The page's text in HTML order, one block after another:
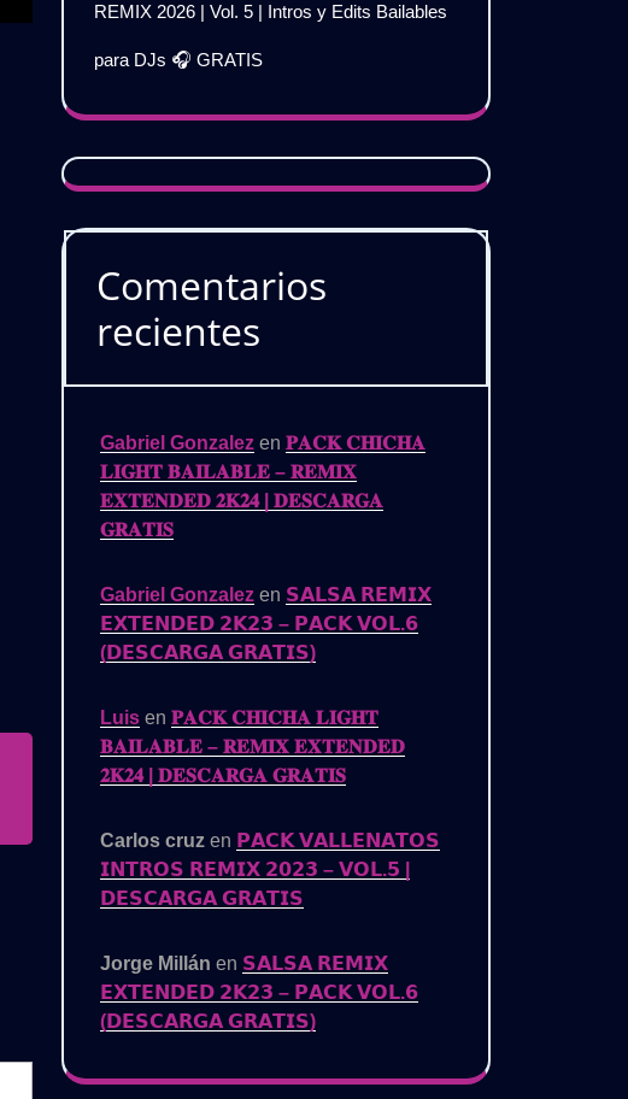
REMIX 2026 | Vol. 5 | Intros y Edits Bailables
para DJs 🎧 GRATIS
Comentarios
recientes
Gabriel Gonzalez en 𝐏𝐀𝐂𝐊 𝐂𝐇𝐈𝐂𝐇𝐀
𝐋𝐈𝐆𝐇𝐓 𝐁𝐀𝐈𝐋𝐀𝐁𝐋𝐄 – 𝐑𝐄𝐌𝐈𝐗
𝐄𝐗𝐓𝐄𝐍𝐃𝐄𝐃 𝟐𝐊𝟐𝟒 | 𝐃𝐄𝐒𝐂𝐀𝐑𝐆𝐀
𝐆𝐑𝐀𝐓𝐈𝐒
Gabriel Gonzalez en 𝗦𝗔𝗟𝗦𝗔 𝗥𝗘𝗠𝗜𝗫
𝗘𝗫𝗧𝗘𝗡𝗗𝗘𝗗 𝟮𝗞𝟮𝟯 – 𝗣𝗔𝗖𝗞 𝗩𝗢𝗟.𝟲
(𝗗𝗘𝗦𝗖𝗔𝗥𝗚𝗔 𝗚𝗥𝗔𝗧𝗜𝗦)
Luis en 𝐏𝐀𝐂𝐊 𝐂𝐇𝐈𝐂𝐇𝐀 𝐋𝐈𝐆𝐇𝐓
𝐁𝐀𝐈𝐋𝐀𝐁𝐋𝐄 – 𝐑𝐄𝐌𝐈𝐗 𝐄𝐗𝐓𝐄𝐍𝐃𝐄𝐃
𝟐𝐊𝟐𝟒 | 𝐃𝐄𝐒𝐂𝐀𝐑𝐆𝐀 𝐆𝐑𝐀𝐓𝐈𝐒
Carlos cruz en 𝗣𝗔𝗖𝗞 𝗩𝗔𝗟𝗟𝗘𝗡𝗔𝗧𝗢𝗦
𝗜𝗡𝗧𝗥𝗢𝗦 𝗥𝗘𝗠𝗜𝗫 𝟮𝟬𝟮𝟯 – 𝗩𝗢𝗟.𝟱 |
𝗗𝗘𝗦𝗖𝗔𝗥𝗚𝗔 𝗚𝗥𝗔𝗧𝗜𝗦
Jorge Millán en 𝗦𝗔𝗟𝗦𝗔 𝗥𝗘𝗠𝗜𝗫
𝗘𝗫𝗧𝗘𝗡𝗗𝗘𝗗 𝟮𝗞𝟮𝟯 – 𝗣𝗔𝗖𝗞 𝗩𝗢𝗟.𝟲
(𝗗𝗘𝗦𝗖𝗔𝗥𝗚𝗔 𝗚𝗥𝗔𝗧𝗜𝗦)